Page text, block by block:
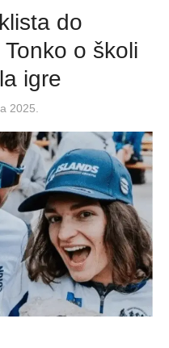
do
o školi
igre
2025.